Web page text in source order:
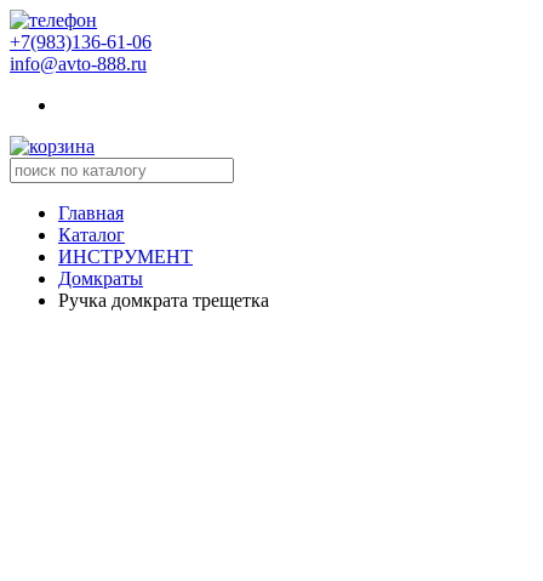
+7(983)136-61-06
info@avto-888.ru
Главная
Каталог
ИНСТРУМЕНТ
Домкраты
Ручка домкрата трещетка